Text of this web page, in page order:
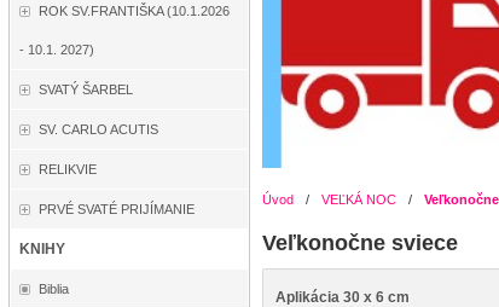
ROK SV.FRANTIŠKA (10.1.2026
- 10.1. 2027)
SVATÝ ŠARBEL
SV. CARLO ACUTIS
RELIKVIE
PRVÉ SVATÉ PRIJÍMANIE
KNIHY
Biblia
Úvod / VEĽKÁ NOC /
Veľkonočne sviece
Aplikácia 30 x 6 cm